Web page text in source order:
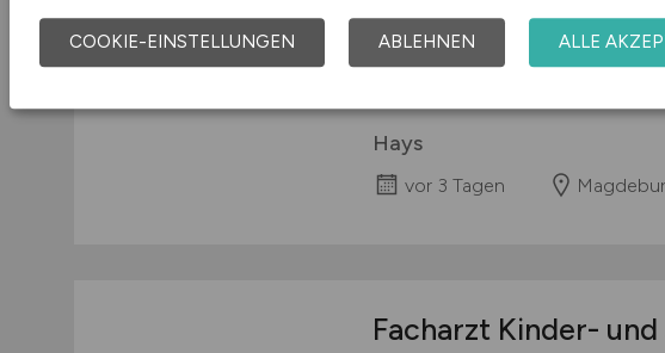
Projektinformationen Der
Magdeburg Aufgaben
Untersuchungen mit
Hays
vor 3 Tagen
Facharzt Kinder-
COOKIE-EINSTELLUNGEN ABLEHNEN ALLE